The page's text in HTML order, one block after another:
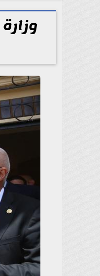
2025-06-23 14:38:50